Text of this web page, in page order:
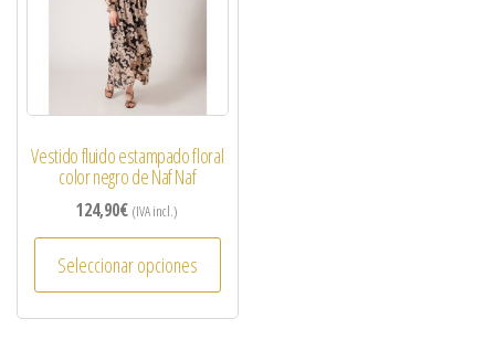
Vestido fluido estampado floral
color negro de Naf Naf
124,90€ (IVA incl.)
Seleccionar opciones